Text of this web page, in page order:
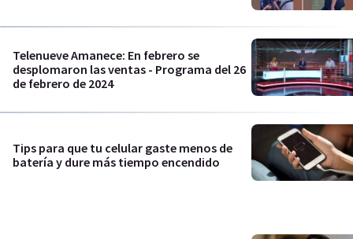
Telenueve Amanece: En febrero se
desplomaron las ventas - Programa del 26
de febrero de 2024
Tips para que tu celular gaste menos de
batería y dure más tiempo encendido